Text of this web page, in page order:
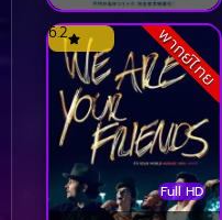
พากย์ไทย
Full HD
6.2